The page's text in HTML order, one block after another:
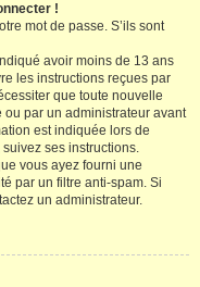
!
mot de passe. S’ils sont
avoir moins de 13 ans
les instructions reçues par
que toute nouvelle
par un administrateur avant
est indiquée lors de
suivez ses instructions.
vous ayez fourni une
par un filtre anti-spam. Si
un administrateur.